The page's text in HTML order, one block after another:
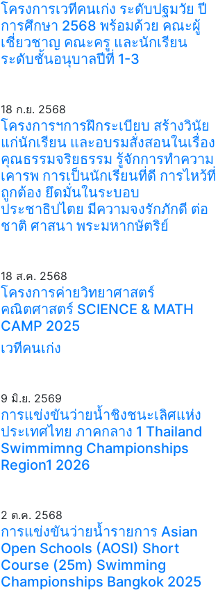
โครงการเวทีคนเก่ง ระดับปฐมวัย ปี
การศึกษา 2568 พร้อมด้วย คณะผู้
เชี่ยวชาญ คณะครู และนักเรียน
ระดับชั้นอนุบาลปีที่ 1-3
18 ก.ย. 2568
โครงการฯการฝึกระเบียบ สร้างวินัย
แก่นักเรียน และอบรมสั่งสอนในเรื่อง
คุณธรรมจริยธรรม รู้จักการทำความ
เคารพ การเป็นนักเรียนที่ดี การไหว้ที่
ถูกต้อง ยึดมั่นในระบอบ
ประชาธิปไตย มีความจงรักภักดี ต่อ
ชาติ ศาสนา พระมหากษัตริย์
18 ส.ค. 2568
โครงการค่ายวิทยาศาสตร์
คณิตศาสตร์ SCIENCE & MATH
CAMP 2025
เวทีคนเก่ง
9 มิ.ย. 2569
การแข่งขันว่ายน้ำชิงชนะเลิศแห่ง
ประเทศไทย ภาคกลาง 1 Thailand
Swimmimng Championships
Region1 2026
2 ต.ค. 2568
การแข่งขันว่ายน้ำรายการ Asian
Open Schools (AOSI) Short
Course (25m) Swimming
Championships Bangkok 2025